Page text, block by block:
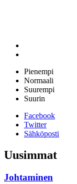
Pienempi
Normaali
Suurempi
Suurin
Facebook
Twitter
Sähköposti
Uusimmat
Johtaminen